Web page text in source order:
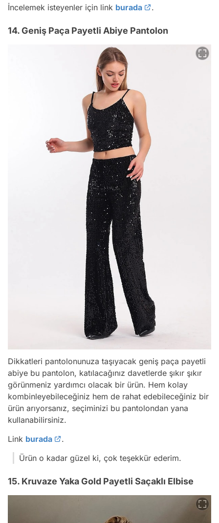
İncelemek isteyenler için link burada .
14. Geniş Paça Payetli Abiye Pantolon
Dikkatleri pantolonunuza taşıyacak geniş paça payetli
abiye bu pantolon, katılacağınız davetlerde şıkır şıkır
görünmeniz yardımcı olacak bir ürün. Hem kolay
kombinleyebileceğiniz hem de rahat edebileceğiniz bir
ürün arıyorsanız, seçiminizi bu pantolondan yana
kullanabilirsiniz.
Link burada
.
Ürün o kadar güzel ki, çok teşekkür ederim.
15. Kruvaze Yaka Gold Payetli Saçaklı Elbise